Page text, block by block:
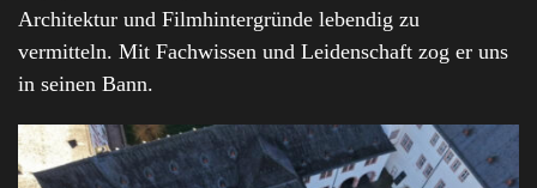
Architektur und Filmhintergründe lebendig zu
vermitteln. Mit Fachwissen und Leidenschaft zog er uns
in seinen Bann.